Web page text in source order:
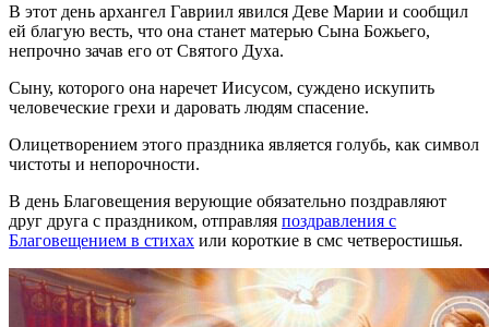
В этот день архангел Гавриил явился Деве Марии и сообщил
ей благую весть, что она станет матерью Сына Божьего,
непрочно зачав его от Святого Духа.
Сыну, которого она наречет Иисусом, суждено искупить
человеческие грехи и даровать людям спасение.
Олицетворением этого праздника является голубь, как символ
чистоты и непорочности.
В день Благовещения верующие обязательно поздравляют
друг друга с праздником, отправляя поздравления с
Благовещением в стихах или короткие в смс четверостишья.